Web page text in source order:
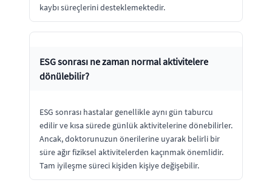
kaybı süreçlerini desteklemektedir.
ESG sonrası ne zaman normal aktivitelere
dönülebilir?
ESG sonrası hastalar genellikle aynı gün taburcu
edilir ve kısa sürede günlük aktivitelerine dönebilirler.
Ancak, doktorunuzun önerilerine uyarak belirli bir
süre ağır fiziksel aktivitelerden kaçınmak önemlidir.
Tam iyileşme süreci kişiden kişiye değişebilir.